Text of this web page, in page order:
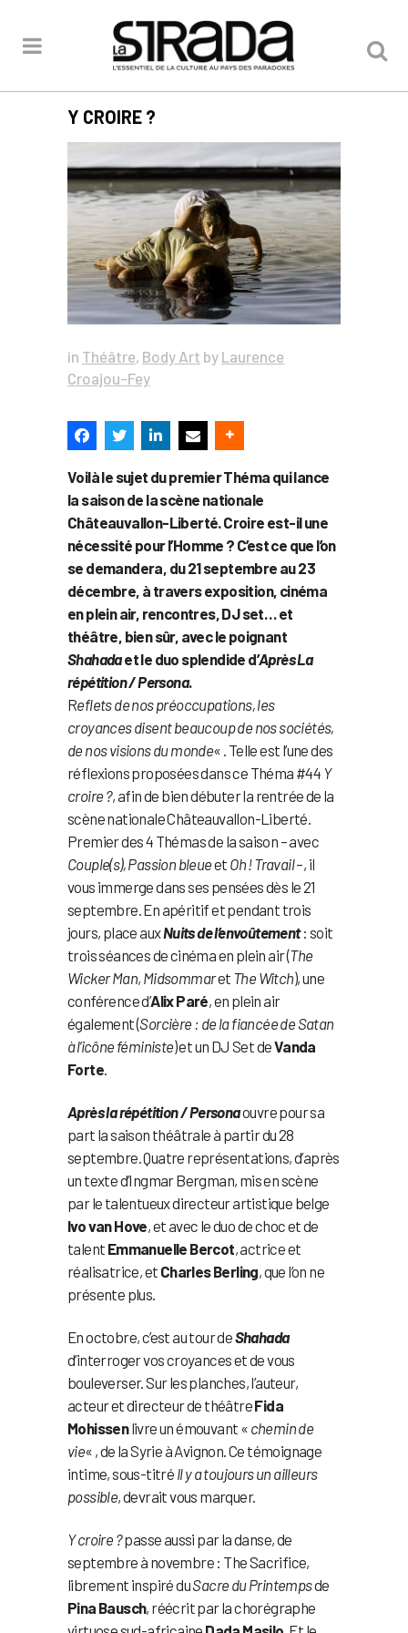
Y CROIRE ?
in Théâtre, Body Art by Laurence
Croajou-Fey
Voilà le sujet du premier Théma qui lance
la saison de la scène nationale
Châteauvallon-Liberté. Croire est-il une
nécessité pour l’Homme ? C’est ce que l’on
se demandera, du 21 septembre au 23
décembre, à travers exposition, cinéma
en plein air, rencontres, DJ set… et
théâtre, bien sûr, avec le poignant
Shahadaet le duo splendide d’Après La
répétition / Persona.
Reflets de nos préoccupations, les
croyances disent beaucoup de nos sociétés,
de nos visions du monde« . Telle est l’une des
réflexions proposées dans ce Théma #44 Y
croire ?, afin de bien débuter la rentrée de la
scène nationale Châteauvallon-Liberté.
Premier des 4 Thémas de la saison – avec
Couple(s), Passion bleueet Oh ! Travail–, il
vous immerge dans ses pensées dès le 21
septembre. En apéritif et pendant trois
jours, place auxNuits de l’envoûtement: soit
trois séances de cinéma en plein air (The
Wicker Man, Midsommaret The Witch), une
conférence d’Alix Paré, en plein air
également (Sorcière : de la fiancée de Satan
à l’icône féministe) et un DJ Set deVanda
Forte
Après la répétition / Personaouvre pour sa
part la saison théâtrale à partir du 28
septembre. Quatre représentations, d’après
un texte d’Ingmar Bergman, mis en scène
par le talentueux directeur artistique belge
Ivo van Hove, et avec le duo de choc et de
talent Emmanuelle Bercot, actrice et
réalisatrice, et Charles Berling, que l’on ne
présente plus.
En octobre, c’est au tour deShahada
d’interroger vos croyances et de vous
bouleverser. Sur les planches, l’auteur,
acteur et directeur de théâtreFida
Mohissenlivre un émouvant « chemin de
vie« , de la Syrie à Avignon. Ce témoignage
intime, sous-titré Il y a toujours un ailleurs
possible, devrait vous marquer.
Y croire ?passe aussi par la danse, de
septembre à novembre : The Sacrifice,
librement inspiré duSacre du Printempsde
Pina Bausch, réécrit par la chorégraphe